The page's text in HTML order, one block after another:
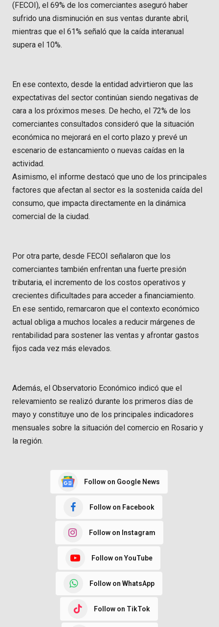
(FECOI), el 69% de los comerciantes aseguró haber
sufrido una disminución en sus ventas durante abril,
mientras que el 61% señaló que la caída interanual
supera el 10%.
En ese contexto, desde la entidad advirtieron que las
expectativas del sector continúan siendo negativas de
cara a los próximos meses. De hecho, el 72% de los
comerciantes consultados consideró que la situación
económica no mejorará en el corto plazo y prevé un
escenario de estancamiento o nuevas caídas en la
actividad.
Asimismo, el informe destacó que uno de los principales
factores que afectan al sector es la sostenida caída del
consumo, que impacta directamente en la dinámica
comercial de la ciudad.
Por otra parte, desde FECOI señalaron que los
comerciantes también enfrentan una fuerte presión
tributaria, el incremento de los costos operativos y
crecientes dificultades para acceder a financiamiento.
En ese sentido, remarcaron que el contexto económico
actual obliga a muchos locales a reducir márgenes de
rentabilidad para sostener las ventas y afrontar gastos
fijos cada vez más elevados.
Además, el Observatorio Económico indicó que el
relevamiento se realizó durante los primeros días de
mayo y constituye uno de los principales indicadores
mensuales sobre la situación del comercio en Rosario y
la región.
Follow on Google News
Follow on Facebook
Follow on Instagram
Follow on YouTube
Follow on WhatsApp
Follow on TikTok